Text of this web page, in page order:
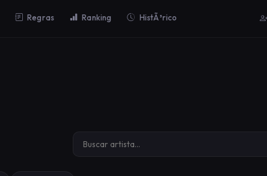
Regras Ranking HistÃ³rico